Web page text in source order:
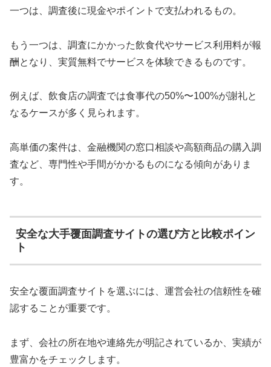
一つは、調査後に現金やポイントで支払われるもの。
もう一つは、調査にかかった飲食代やサービス利用料が報
酬となり、実質無料でサービスを体験できるものです。
例えば、飲食店の調査では食事代の50%〜100%が謝礼と
なるケースが多く見られます。
高単価の案件は、金融機関の窓口相談や高額商品の購入調
査など、専門性や手間がかかるものになる傾向がありま
す。
安全な大手覆面調査サイトの選び方と比較ポイン
ト
安全な覆面調査サイトを選ぶには、運営会社の信頼性を確
認することが重要です。
まず、会社の所在地や連絡先が明記されているか、実績が
豊富かをチェックします。